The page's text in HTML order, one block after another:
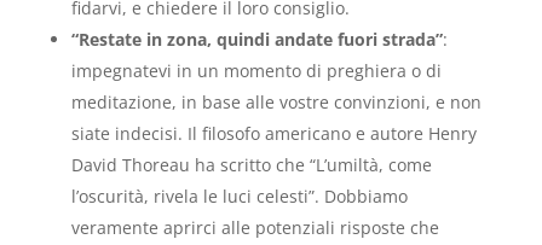
fidarvi, e chiedere il loro consiglio.
“Restate in zona, quindi andate fuori strada”:
impegnatevi in un momento di preghiera o di
meditazione, in base alle vostre convinzioni, e non
siate indecisi. Il filosofo americano e autore Henry
David Thoreau ha scritto che “L’umiltà, come
l’oscurità, rivela le luci celesti”. Dobbiamo
veramente aprirci alle potenziali risposte che